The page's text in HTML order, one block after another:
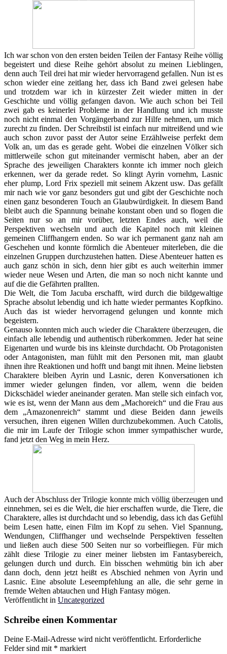
Ich war schon von den ersten beiden Teilen der Fantasy Reihe völlig
begeistert und diese Reihe gehört absolut zu meinen Lieblingen,
denn auch Teil drei hat mir wieder hervorragend gefallen. Nun ist es
schon wieder eine zeitlang her, dass ich Band zwei gelesen habe
und trotzdem war ich in kürzester Zeit wieder mitten in der
Geschichte und völlig gefangen davon. Wie auch schon bei Teil
zwei gab es keinerlei Probleme in der Handlung und ich musste
noch nicht einmal den Vorgängerband zur Hilfe nehmen, um mich
zurecht zu finden. Der Schreibstil ist einfach nur mitreißend und wie
auch schon zuvor passt der Autor seine Erzählweise perfekt dem
Volk an, um das es gerade geht. Wobei die einzelnen Völker sich
mittlerweile schon gut miteinander vermischt haben, aber an der
Sprache des jeweiligen Charakters konnte ich immer noch gleich
erkennen, wer da gerade redet. So klingt Ayrin vornehm, Lasnic
eher plump, Lord Frix speziell mit seinem Akzent usw. Das gefällt
mir nach wie vor ganz besonders gut und gibt der Geschichte noch
einen ganz besonderen Touch an Glaubwürdigkeit. In diesem Band
bleibt auch die Spannung beinahe konstant oben und so flogen die
Seiten nur so an mir vorüber, letzten Endes auch, weil die
Perspektiven wechseln und auch die Kapitel noch mit kleinen
gemeinen Cliffhangern enden. So war ich permanent ganz nah am
Geschehen und konnte förmlich die Abenteuer miterleben, die die
einzelnen Gruppen durchzustehen hatten. Diese Abenteuer hatten es
auch ganz schön in sich, denn hier gibt es auch weiterhin immer
wieder neue Wesen und Arten, die man so noch nicht kannte und
auf die die Gefährten prallten.
Die Welt, die Tom Jacuba erschafft, wird durch die bildgewaltige
Sprache absolut lebendig und ich hatte wieder permantes Kopfkino.
Auch das ist wieder hervorragend gelungen und konnte mich
begeistern.
Genauso konnten mich auch wieder die Charaktere überzeugen, die
einfach alle lebendig und authentisch rüberkommen. Jeder hat seine
Eigenarten und wurde bis ins kleinste durchdacht. Ob Protagonisten
oder Antagonisten, man fühlt mit den Personen mit, man glaubt
ihnen ihre Reaktionen und hofft und bangt mit ihnen. Meine liebsten
Charaktere bleiben Ayrin und Lasnic, deren Konversationen ich
immer wieder gelungen finden, vor allem, wenn die beiden
Dickschädel wieder aneinander geraten. Man stelle sich einfach vor,
wie es ist, wenn der Mann aus dem „Machoreich“ und die Frau aus
dem „Amazonenreich“ stammt und diese Beiden dann jeweils
versuchen, ihren eigenen Willen durchzubekommen. Auch Catolis,
die mir im Laufe der Trilogie schon immer sympathischer wurde,
fand jetzt den Weg in mein Herz.
Auch der Abschluss der Trilogie konnte mich völlig überzeugen und
einnehmen, sei es die Welt, die hier erschaffen wurde, die Tiere, die
Charaktere, alles ist durchdacht und so lebendig, dass ich das Gefühl
beim Lesen hatte, einen Film im Kopf zu sehen. Viel Spannung,
Wendungen, Cliffhanger und wechselnde Perspektiven fesselten
und ließen auch diese 500 Seiten nur so vorbeifliegen. Für mich
zählt diese Trilogie zu einer meiner liebsten im Fantasybereich,
gelungen durch und durch. Ein bisschen wehmütig bin ich aber
dann doch, denn jetzt heißt es Abschied nehmen von Ayrin und
Lasnic. Eine absolute Leseempfehlung an alle, die sehr gerne in
fremde Welten abtauchen und High Fantasy mögen.
Veröffentlicht in Uncategorized
Schreibe einen Kommentar
Deine E-Mail-Adresse wird nicht veröffentlicht. Erforderliche
Felder sind mit * markiert